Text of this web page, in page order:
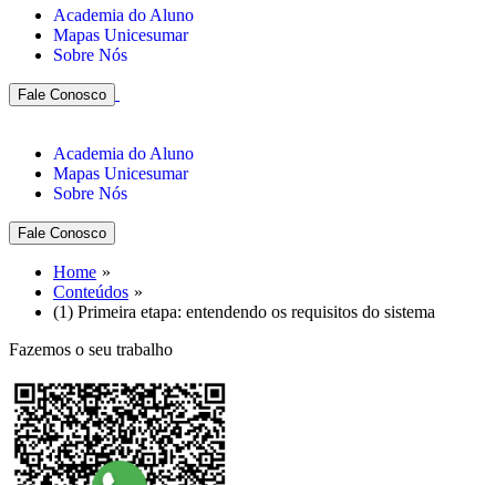
Academia do Aluno
Mapas Unicesumar
Sobre Nós
Fale Conosco
Academia do Aluno
Mapas Unicesumar
Sobre Nós
Fale Conosco
Home
Conteúdos
(1) Primeira etapa: entendendo os requisitos do sistema
Fazemos o seu trabalho